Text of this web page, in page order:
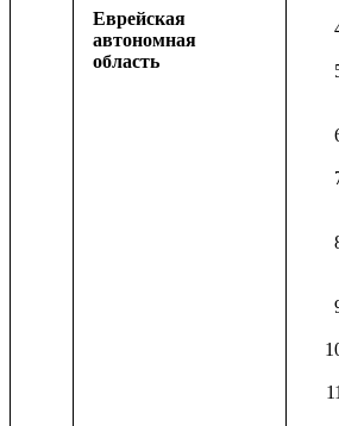
Еврейская
автономная
область